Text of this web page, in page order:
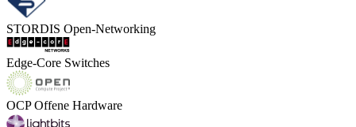
STORDIS Open-Networking
Edge-Core Switches
OCP Offene Hardware